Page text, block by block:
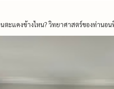
ะแคงข้างไหน? วิทยาศาสตร์ของท่านอ